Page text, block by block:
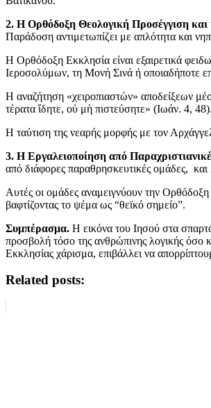
2. Η Ορθόδοξη Θεολογική Προσέγγιση
Παράδοση αντιμετωπίζει με απλότητα και
Η Ορθόδοξη Εκκλησία είναι εξαιρετικά
Ιεροσολύμων, τη Μονή Σινά ή οποιαδήποτε
Η αναζήτηση «χειροπιαστών» αποδείξεων
τέρατα ἴδητε, οὐ μὴ πιστεύσητε» (Ιωάν. 4, 48).
Η ταύτιση της νεαρής μορφής με τον
3. Η Εργαλειοποίηση από
από διάφορες παραθρησκευτικές ομάδες,
Αυτές οι ομάδες αναμειγνύουν την
βαφτίζοντας το ψέμα ως “θεϊκό σημείο”.
Συμπέρασμα. Η εικόνα του Ιησού στα
προσβολή τόσο της ανθρώπινης λογικής όσο
Εκκλησίας χάρισμα, επιβάλλει να
Related posts: